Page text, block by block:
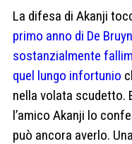
La difesa di Akanji
primo anno di De
sostanzialmente
quel lungo infortunio
nella volata scudetto.
l’amico Akanji lo
può ancora averlo.